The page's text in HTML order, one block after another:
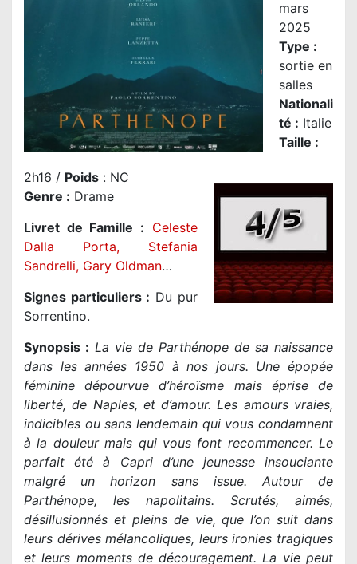
mars
2025
Type :
sortie en
salles
Nationali
té : Italie
Taille :
2h16 / Poids : NC
Genre : Drame
Livret de Famille : Celeste
Dalla Porta, Stefania
Sandrelli, Gary Oldman…
Signes particuliers : Du pur
Sorrentino.
Synopsis : La vie de Parthénope de sa naissance
dans les années 1950 à nos jours. Une épopée
féminine dépourvue d’héroïsme mais éprise de
liberté, de Naples, et d’amour. Les amours vraies,
indicibles ou sans lendemain qui vous condamnent
à la douleur mais qui vous font recommencer. Le
parfait été à Capri d’une jeunesse insouciante
malgré un horizon sans issue. Autour de
Parthénope, les napolitains. Scrutés, aimés,
désillusionnés et pleins de vie, que l’on suit dans
leurs dérives mélancoliques, leurs ironies tragiques
et leurs moments de découragement. La vie peut